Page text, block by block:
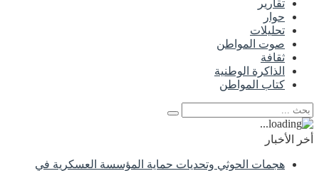
تقارير
حوار
تحليلات
صوت المواطن
ثقافة
الذاكرة الوطنية
كتاب المواطن
أخر الأخبار
هجمات الحوثي وتحديات حماية المؤسسة العسكرية في